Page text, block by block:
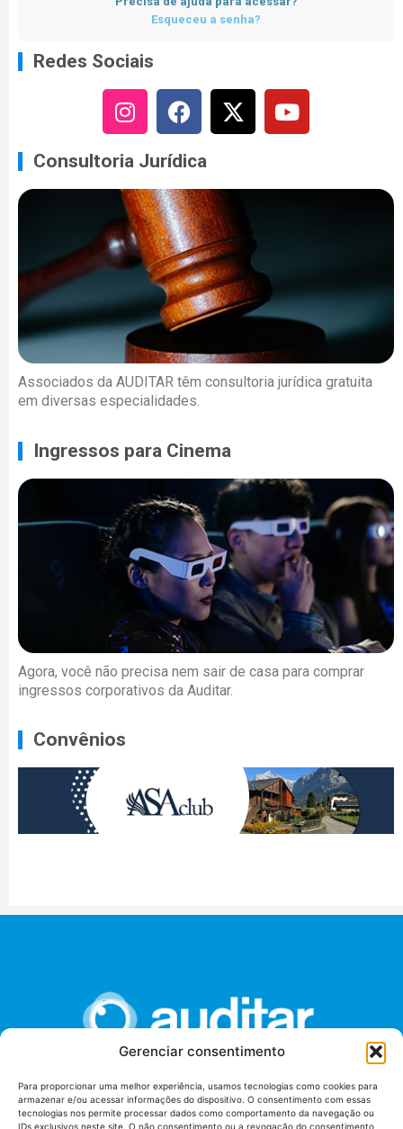
Gerenciar consentimento
Para proporcionar uma melhor experiência, usamos tecnologias como cookies para
armazenar e/ou acessar informações do dispositivo. O consentimento com essas
tecnologias nos permite processar dados como comportamento da navegação ou
IDs exclusivos neste site. O não consentimento ou a revogação do consentimento
Esqueceu a senha?
Redes Sociais
Consultoria Jurídica
Associados da AUDITAR têm consultoria jurídica gratuita
em diversas especialidades.
Ingressos para Cinema
Agora, você não precisa nem sair de casa para comprar
ingressos corporativos da Auditar.
Convênios
União dos Auditores Federais de Controle Externo -
AUDITAR